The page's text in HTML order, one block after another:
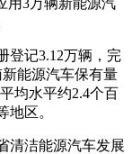
登记3.12万辆，完
能源汽车保有量
均水平约2.4个百
地区。
清洁能源汽车发展